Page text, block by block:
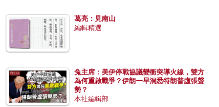
葛亮：見南山
編輯精選
兔主席：美伊停戰協議變衝突導火線，雙方
為何重啟戰爭？伊朗一早洞悉特朗普虛張聲
勢？
本社編輯部